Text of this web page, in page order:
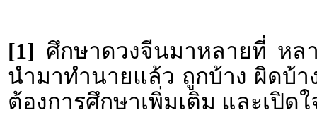
[1] ศึกษาดวงจีนมาหลายที่ หล
นำมาทำนายแล้ว ถูกบ้าง ผิดบ้า
ต้องการศึกษาเพิ่มเติม และเปิด